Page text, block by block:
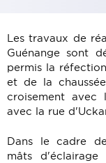
Les travaux de
Guénange sont
permis la
et de la
croisement avec
avec la rue
Dans le cadre
mâts